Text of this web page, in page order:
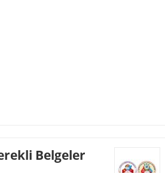
Belgeler